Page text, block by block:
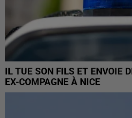
IL TUE SON FILS ET ENVOIE
EX-COMPAGNE À NICE